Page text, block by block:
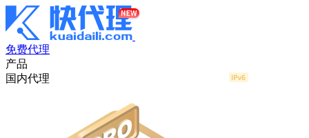
免费代理
产品
国内代理